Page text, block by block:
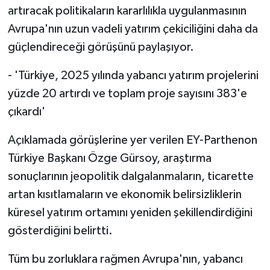
artıracak politikaların kararlılıkla uygulanmasının
Avrupa'nın uzun vadeli yatırım çekiciliğini daha da
güçlendireceği görüşünü paylaşıyor.
- 'Türkiye, 2025 yılında yabancı yatırım projelerini
yüzde 20 artırdı ve toplam proje sayısını 383'e
çıkardı'
Açıklamada görüşlerine yer verilen EY-Parthenon
Türkiye Başkanı Özge Gürsoy, araştırma
sonuçlarının jeopolitik dalgalanmaların, ticarette
artan kısıtlamaların ve ekonomik belirsizliklerin
küresel yatırım ortamını yeniden şekillendirdiğini
gösterdiğini belirtti.
Tüm bu zorluklara rağmen Avrupa'nın, yabancı